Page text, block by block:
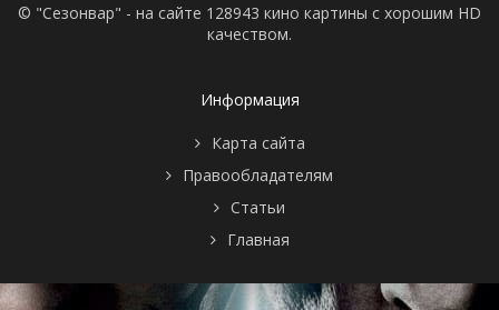
© "Сезонвар" - на сайте 128943 кино картины с хорошим HD
качеством.
Информация
Карта сайта
Правообладателям
Статьи
Главная